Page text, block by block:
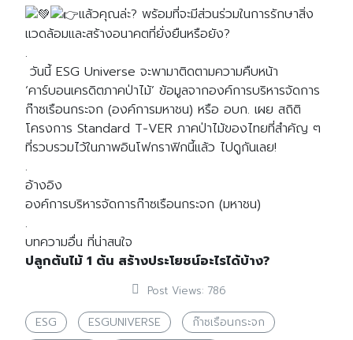
แล้วคุณล่ะ? พร้อมที่จะมีส่วนร่วมในการรักษาสิ่ง
แวดล้อมและสร้างอนาคตที่ยั่งยืนหรือยัง?
.
วันนี้ ESG Universe จะพามาติดตามความคืบหน้า
‘คาร์บอนเครดิตภาคป่าไม้’ ข้อมูลจากองค์การบริหารจัดการ
ก๊าซเรือนกระจก (องค์การมหาชน) หรือ อบก. เผย สถิติ
โครงการ Standard T-VER ภาคป่าไม้ของไทยที่สำคัญ ๆ
ที่รวบรวมไว้ในภาพอินโฟกราฟิกนี้แล้ว ไปดูกันเลย!
.
อ้างอิง
องค์การบริหารจัดการก๊าซเรือนกระจก (มหาชน)
.
บทความอื่น ที่น่าสนใจ
ปลูกต้นไม้ 1 ต้น สร้างประโยชน์อะไรได้บ้าง?
Post Views: 786
ESG ESGUNIVERSE
ก๊าซเรือนกระจก